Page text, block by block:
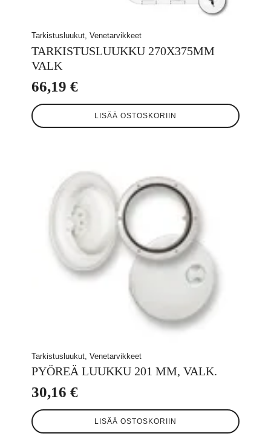
Tarkistusluukut, Venetarvikkeet
TARKISTUSLUUKKU 270X375MM
VALK
66,19 €
LISÄÄ OSTOSKORIIN
Tarkistusluukut, Venetarvikkeet
PYÖREÄ LUUKKU 201 MM, VALK.
30,16 €
LISÄÄ OSTOSKORIIN